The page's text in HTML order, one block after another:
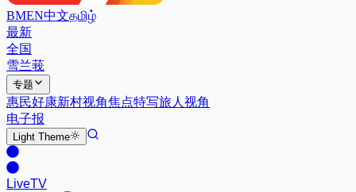
BMEN中文தமிழ்
最新
全国
雪兰莪
专题
惠民好康新村视角焦点特写旅人视角
电子报
Light Theme
LiveTV